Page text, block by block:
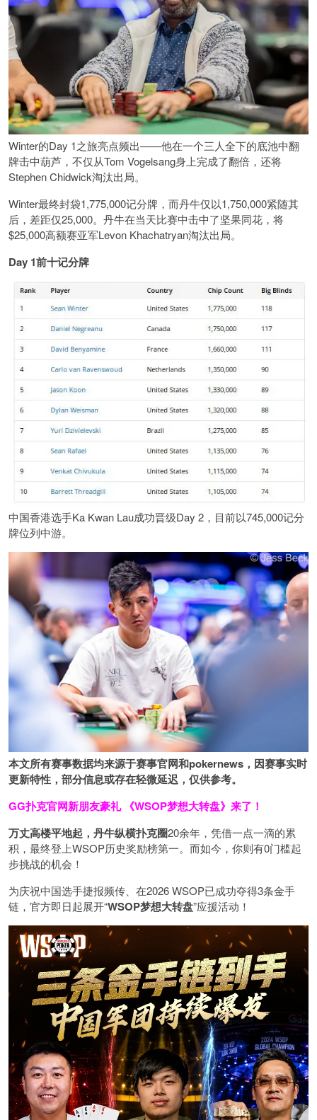
Winter的Day 1之旅亮点频出——他在一个三人全下的底池中翻
牌击中葫芦，不仅从Tom Vogelsang身上完成了翻倍，还将
Stephen Chidwick淘汰出局。
Winter最终封袋1,775,000记分牌，而丹牛仅以1,750,000紧随其
后，差距仅25,000。丹牛在当天比赛中击中了坚果同花，将
$25,000高额赛亚军Levon Khachatryan淘汰出局。
Day 1前十记分牌
中国香港选手Ka Kwan Lau成功晋级Day 2，目前以745,000记分
牌位列中游。
本文所有赛事数据均来源于赛事官网和pokernews ，因赛事实时
更新特性，部分信息或存在轻微延迟，仅供参考。
GG扑克官网新朋友豪礼 《WSOP梦想大转盘》来了！
万丈高楼平地起，丹牛纵横扑克圈20余年，凭借一点一滴的累
积，最终登上WSOP历史奖励榜第一。而如今，你则有0门槛起
步挑战的机会！
为庆祝中国选手捷报频传、在2026 WSOP已成功夺得3条金手
链，官方即日起展开“WSOP梦想大转盘”应援活动！